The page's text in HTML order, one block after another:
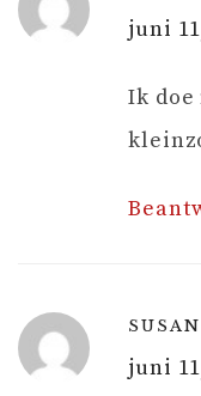
juni
Ik doe
SUSAN
juni